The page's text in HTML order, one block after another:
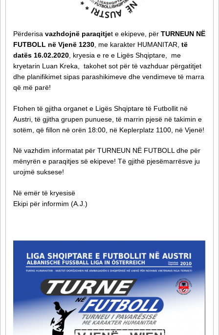
Përderisa vazhdojnë paraqitjet e ekipeve, për TURNEUN NË
FUTBOLL në Vjenë 1230 , me karakter HUMANITAR, të
datës 16.02.2020 , kryesia e re e Ligës Shqiptare, me
kryetarin Luan Kreka, takohet sot për të vazhduar përgatitjet
dhe planifikimet sipas parashikimeve dhe vendimeve të marra
që më parë!
Ftohen të gjitha organet e Ligës Shqiptare të Futbollit në
Austri, të gjitha grupen punuese, të marrin pjesë në takimin e
sotëm, që fillon në orën 18:00, në Keplerplatz 1100, në Vjenë!
Në vazhdim informatat për TURNEUN NË FUTBOLL dhe për
mënyrën e paraqitjes së ekipeve! Të gjithë pjesëmarrësve ju
urojmë suksese!
Në emër të kryesisë
Ekipi për informim (A.J.)